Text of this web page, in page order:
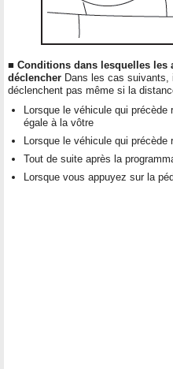
■ Conditions dans lesquelles les
déclencher Dans les cas suivants,
déclenchent pas même si la
Lorsque le véhicule qui
égale à la vôtre
Lorsque le véhicule qui
Tout de suite après la
Lorsque vous appuyez sur la